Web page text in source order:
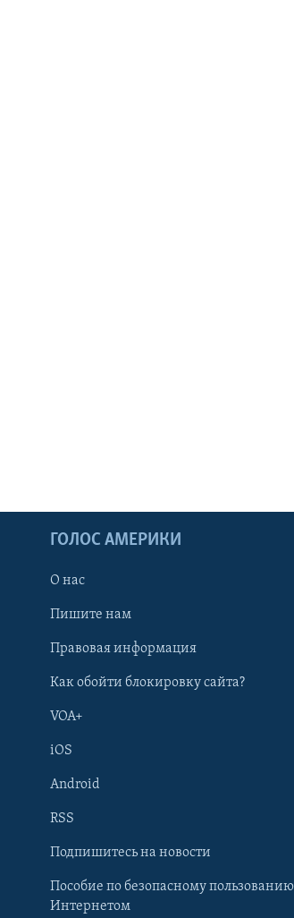
Learning English
ГОЛОС АМЕРИКИ
О нас
Пишите нам
Правовая информация
Как обойти блокировку сайта?
VOA+
iOS
Android
RSS
Подпишитесь на новости
Пособие по безопасному пользованию
Интернетом